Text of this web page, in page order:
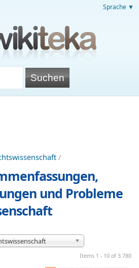
Sprache ▼
/
und Probleme
Items 1 - 10 of 3.780